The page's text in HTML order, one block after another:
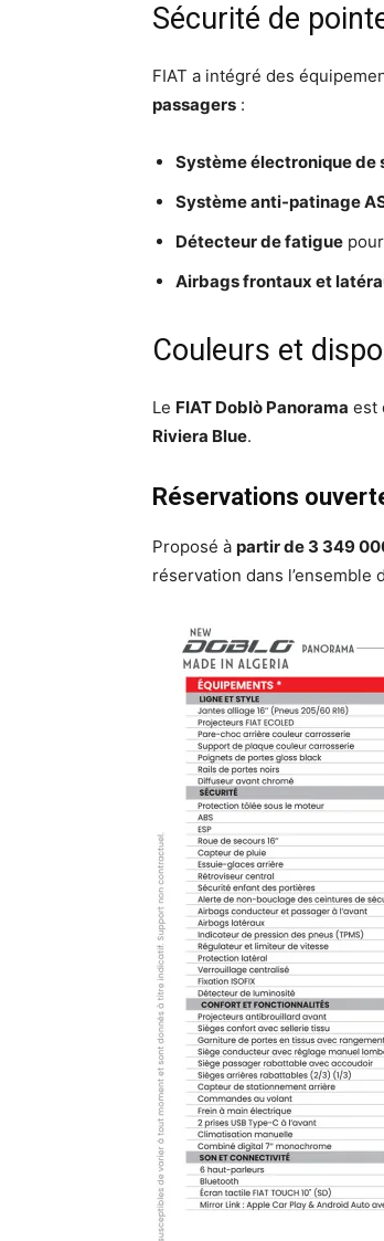
Sécurité de
FIAT a intégré des
passagers :
Système électronique de
Système anti-patinage
Détecteur de fatigue
Airbags frontaux et
Couleurs et
Le FIAT Doblò Panorama est
Riviera Blue.
Réservations
Proposé à partir de 3 349
réservation dans l’ensemble